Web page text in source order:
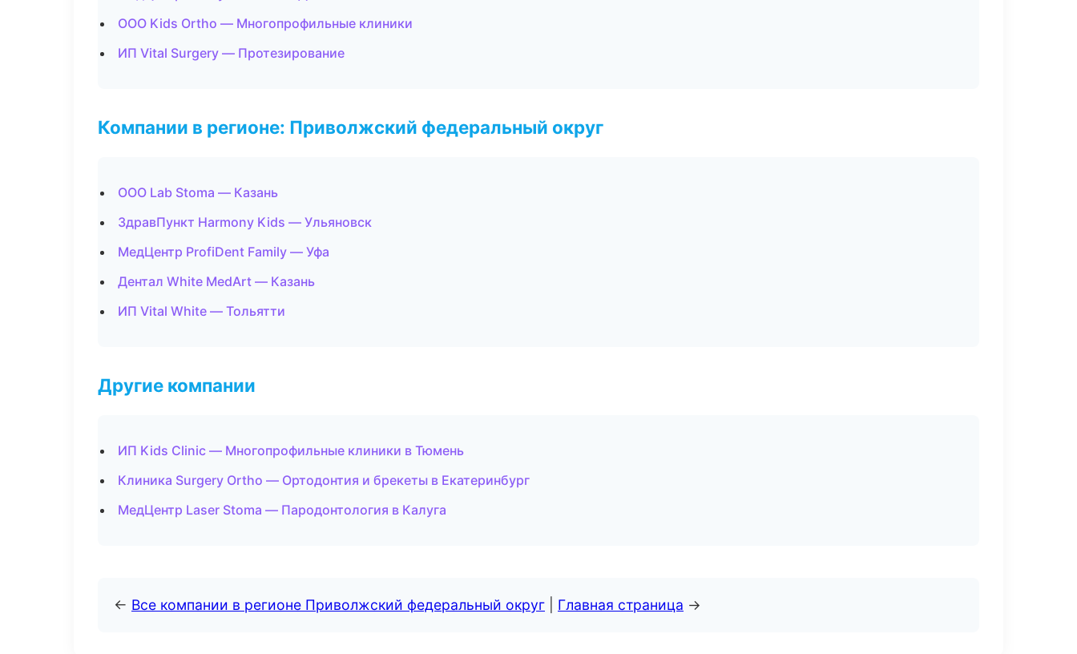
ООО Kids Ortho — Многопрофильные клиники
ИП Vital Surgery — Протезирование
Компании в регионе: Приволжский федеральный округ
ООО Lab Stoma — Казань
ЗдравПункт Harmony Kids — Ульяновск
МедЦентр ProfiDent Family — Уфа
Дентал White MedArt — Казань
ИП Vital White — Тольятти
Другие компании
ИП Kids Clinic — Многопрофильные клиники в Тюмень
Клиника Surgery Ortho — Ортодонтия и брекеты в Екатеринбург
МедЦентр Laser Stoma — Пародонтология в Калуга
← Все компании в регионе Приволжский федеральный округ Главная страница →